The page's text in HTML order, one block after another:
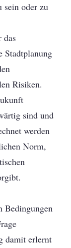
sein oder zu
das
Stadtplanung
Risiken.
sind und
werden
Norm,
Bedingungen
damit erlernt